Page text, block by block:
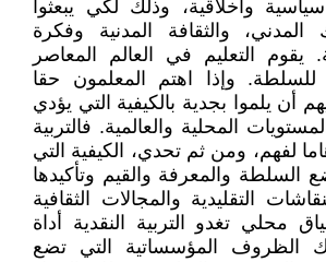
وأخلاقية، وذلك لكي يبعثوا
المدني، والثقافة المدنية وفكرة
يقوم التعليم في العالم المعاصر
وإذا اهتم المعلمون حقا
أن يلموا بجدية بالكيفية التي يؤدي
المحلية والعالمية. فالتربية
لفهم، ومن ثم تحدي، الكيفية التي
السلطة والمعرفة والقيم وتأكيدها
التقليدية والمجالات الثقافية
محلي تغدو التربية النقدية أداة
الظروف المؤسساتية التي تضع